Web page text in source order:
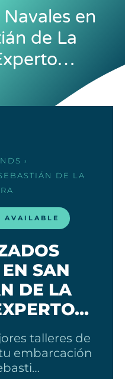
en
de La
›
DE LA
AVAILABLE
SAN
DE LA
talleres de
embarcación